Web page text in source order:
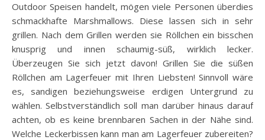
Outdoor Speisen handelt, mögen viele Personen überdies
schmackhafte Marshmallows. Diese lassen sich in sehr
grillen. Nach dem Grillen werden sie Röllchen ein bisschen
knusprig und innen schaumig-süß, wirklich lecker.
Überzeugen Sie sich jetzt davon! Grillen Sie die süßen
Röllchen am Lagerfeuer mit Ihren Liebsten! Sinnvoll wäre
es, sandigen beziehungsweise erdigen Untergrund zu
wählen. Selbstverständlich soll man darüber hinaus darauf
achten, ob es keine brennbaren Sachen in der Nähe sind.
Welche Leckerbissen kann man am Lagerfeuer zubereiten?